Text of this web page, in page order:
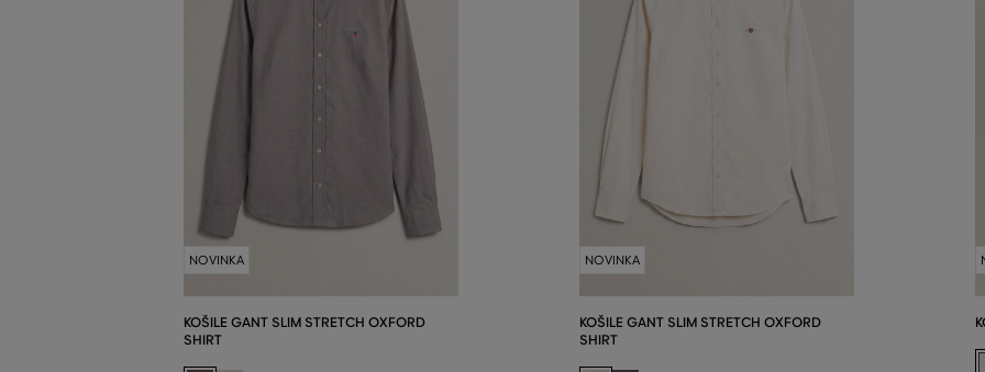
NOVINKA
KOŠILE GANT SLIM STRETCH OXFORD
SHIRT
NOVINKA
KOŠILE GANT SLIM STRETCH OXFORD
SHIRT